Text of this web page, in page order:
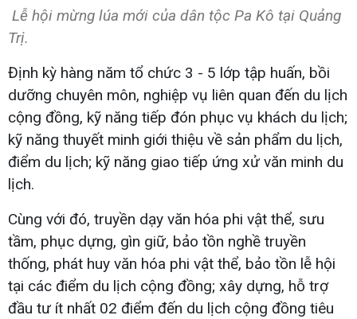
Lễ hội mừng lúa mới của dân tộc Pa Kô tại Quảng
Trị.
Định kỳ hàng năm tổ chức 3 - 5 lớp tập huấn, bồi
dưỡng chuyên môn, nghiệp vụ liên quan đến du lịch
cộng đồng, kỹ năng tiếp đón phục vụ khách du lịch;
kỹ năng thuyết minh giới thiệu về sản phẩm du lịch,
điểm du lịch; kỹ năng giao tiếp ứng xử văn minh du
lịch.
Cùng với đó, truyền dạy văn hóa phi vật thể, sưu
tầm, phục dựng, gìn giữ, bảo tồn nghề truyền
thống, phát huy văn hóa phi vật thể, bảo tồn lễ hội
tại các điểm du lịch cộng đồng; xây dựng, hỗ trợ
đầu tư ít nhất 02 điểm đến du lịch cộng đồng tiêu